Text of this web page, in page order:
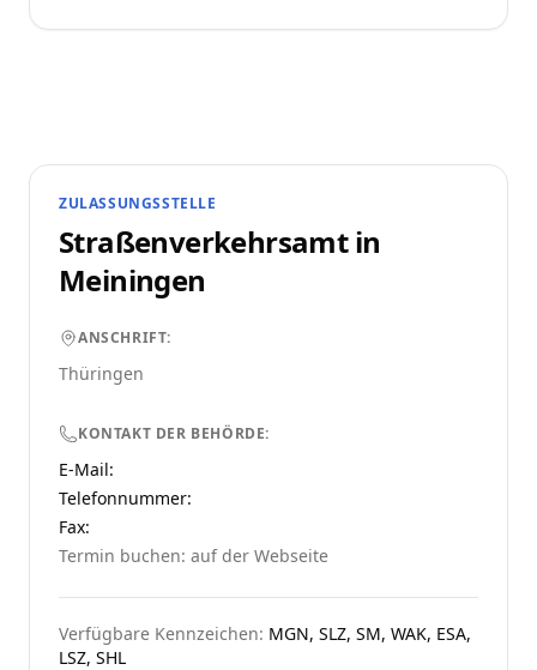
ZULASSUNGSSTELLE
Straßenverkehrsamt in
Meiningen
ANSCHRIFT:
Thüringen
KONTAKT DER BEHÖRDE:
E-Mail:
Telefonnummer:
Fax:
Termin buchen: auf der Webseite
Verfügbare Kennzeichen: MGN, SLZ, SM, WAK, ESA,
LSZ, SHL